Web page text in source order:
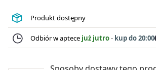
funkcjonowanie układu
również udział w prawidłowej pracy
pomaga chronić komórki przed stresem
oraz przyczynia się do zmniejszenia
gotowy do bezpośredniego spożycia i
Produkt dostępny
Odbiór w aptece już jutro- kup do 20:00